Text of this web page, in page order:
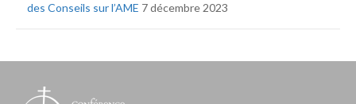
des Conseils sur l’AME 7 décembre 2023